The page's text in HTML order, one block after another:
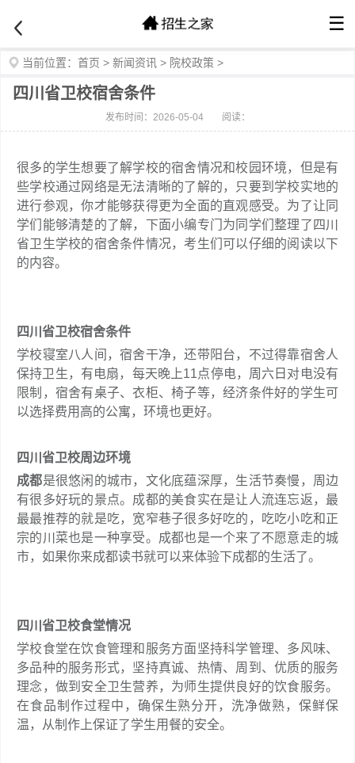
☰
当前位置： 首页 > 新闻资讯 > 院校政策 >
四川省卫校宿舍条件
发布时间：2026-05-04 阅读：
很多的学生想要了解学校的宿舍情况和校园环境，但是有
些学校通过网络是无法清晰的了解的，只要到学校实地的
进行参观，你才能够获得更为全面的直观感受。为了让同
学们能够清楚的了解，下面小编专门为同学们整理了四川
省卫生学校的宿舍条件情况，考生们可以仔细的阅读以下
的内容。
四川省卫校宿舍条件
学校寝室八人间，宿舍干净，还带阳台，不过得靠宿舍人
保持卫生，有电扇，每天晚上11点停电，周六日对电没有
限制，宿舍有桌子、衣柜、椅子等，经济条件好的学生可
以选择费用高的公寓，环境也更好。
四川省卫校周边环境
成都是很悠闲的城市，文化底蕴深厚，生活节奏慢，周边
有很多好玩的景点。成都的美食实在是让人流连忘返，最
最最推荐的就是吃，宽窄巷子很多好吃的，吃吃小吃和正
宗的川菜也是一种享受。成都也是一个来了不愿意走的城
市，如果你来成都读书就可以来体验下成都的生活了。
四川省卫校食堂情况
学校食堂在饮食管理和服务方面坚持科学管理、多风味、
多品种的服务形式，坚持真诚、热情、周到、优质的服务
理念，做到安全卫生营养，为师生提供良好的饮食服务。
在食品制作过程中，确保生熟分开，洗净做熟，保鲜保
温，从制作上保证了学生用餐的安全。